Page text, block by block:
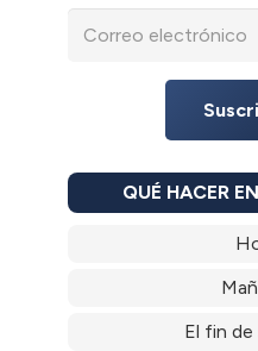
QUÉ HACER
El fin de